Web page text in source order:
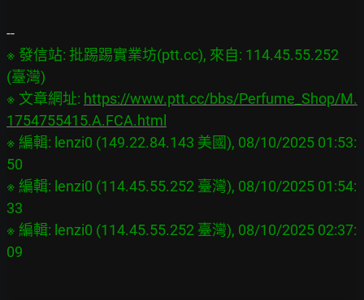
※ 發信站: 批踢踢實業坊(ptt.cc), 來自: 114.45.55.252
(臺灣)
※ 文章網址: https://www.ptt.cc/bbs/Perfume_Shop/M.
1754755415.A.FCA.html
※ 編輯: lenzi0 (149.22.84.143 美國), 08/10/2025 01:53:
50
※ 編輯: lenzi0 (114.45.55.252 臺灣), 08/10/2025 01:54:
33
※ 編輯: lenzi0 (114.45.55.252 臺灣), 08/10/2025 02:37: